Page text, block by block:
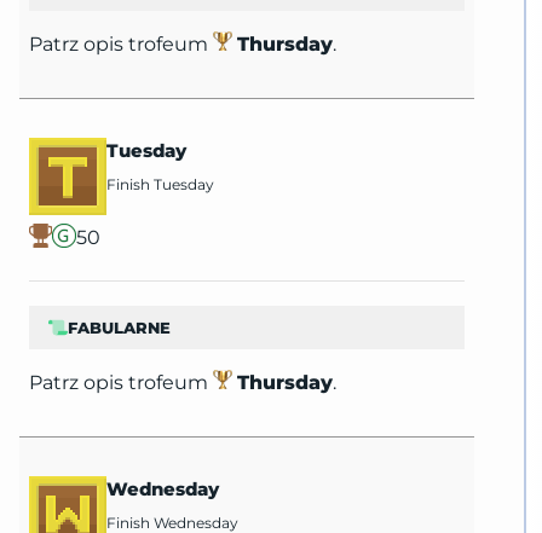
Patrz opis trofeum Thursday.
50
Tuesday
Finish Tuesday
FABULARNE
Patrz opis trofeum Thursday.
Wednesday
Finish Wednesday